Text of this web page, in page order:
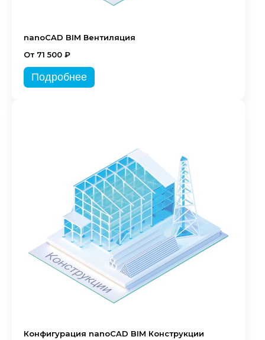
nanoCAD BIM Вентиляция
От 71 500 ₽
Подробнее
Конфигурация nanoCAD BIM Конструкции